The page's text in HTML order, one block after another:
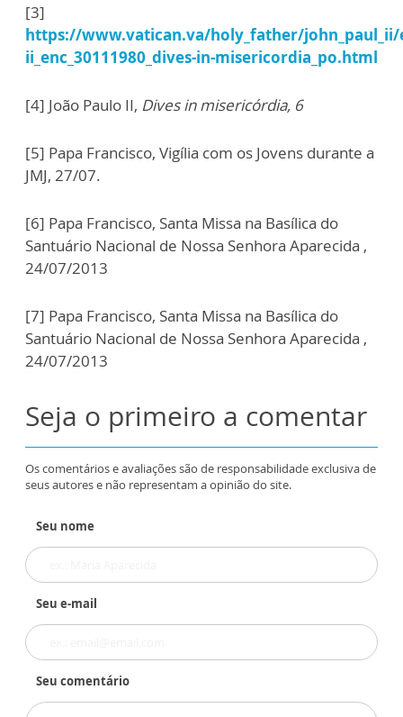
[3]
https://www.vatican.va/holy_father/
ii_enc_30111980_dives-in-misericordia_po.html
[4] João Paulo II, Dives in misericórdia, 6
[5] Papa Francisco, Vigília com os Jovens durante a
JMJ, 27/07.
[6] Papa Francisco, Santa Missa na Basílica do
Santuário Nacional de Nossa Senhora Aparecida ,
24/07/2013
[7] Papa Francisco, Santa Missa na Basílica do
Santuário Nacional de Nossa Senhora Aparecida ,
24/07/2013
Seja o primeiro a comentar
Os comentários e avaliações são de responsabilidade exclusiva de
seus autores e não representam a opinião do site.
Seu nome
Seu e-mail
Seu comentário